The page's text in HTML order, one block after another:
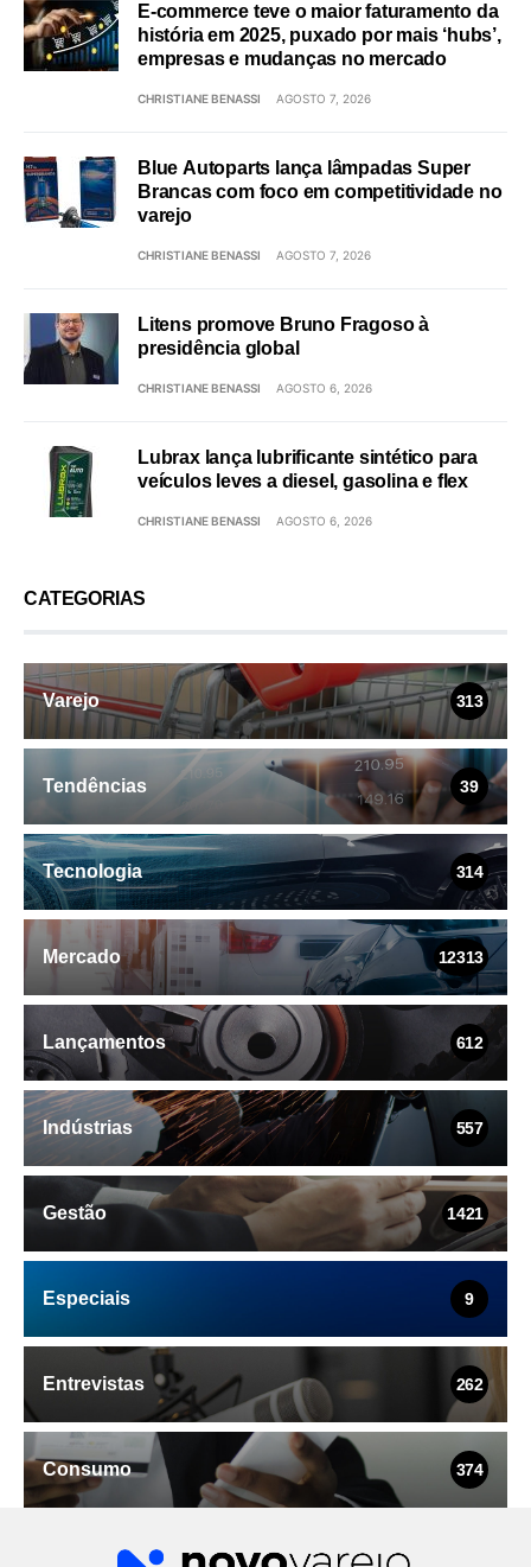
E-commerce teve o maior faturamento da
história em 2025, puxado por mais ‘hubs’,
empresas e mudanças no mercado
CHRISTIANE BENASSI AGOSTO 7, 2026
Blue Autoparts lança lâmpadas Super
Brancas com foco em competitividade no
varejo
CHRISTIANE BENASSI AGOSTO 7, 2026
Litens promove Bruno Fragoso à
presidência global
CHRISTIANE BENASSI AGOSTO 6, 2026
Lubrax lança lubrificante sintético para
veículos leves a diesel, gasolina e flex
CHRISTIANE BENASSI AGOSTO 6, 2026
CATEGORIAS
Varejo 313
Tendências 39
Tecnologia 314
Mercado 12313
Lançamentos 612
Indústrias 557
Gestão 1421
Especiais 9
Entrevistas 262
Consumo 374